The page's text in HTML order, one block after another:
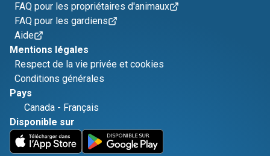
FAQ pour les propriétaires d'animaux
FAQ pour les gardiens
Aide
Mentions légales
Respect de la vie privée et cookies
Conditions générales
Pays
Canada - Français
Disponible sur